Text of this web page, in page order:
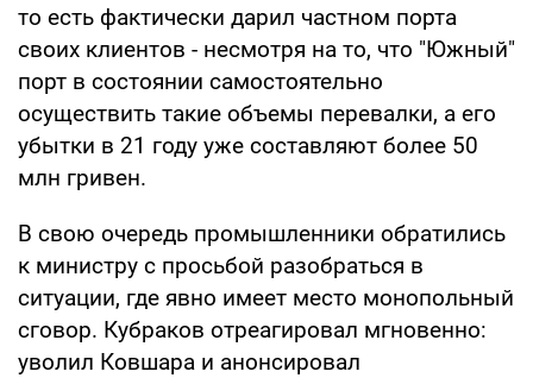
то есть фактически дарил частном порта
своих клиентов - несмотря на то, что "Южный"
порт в состоянии самостоятельно
осуществить такие объемы перевалки, а его
убытки в 21 году уже составляют более 50
млн гривен.
В свою очередь промышленники обратились
к министру с просьбой разобраться в
ситуации, где явно имеет место монопольный
сговор. Кубраков отреагировал мгновенно:
уволил Ковшара и анонсировал